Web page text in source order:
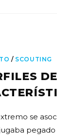
/ SCOUTING
se